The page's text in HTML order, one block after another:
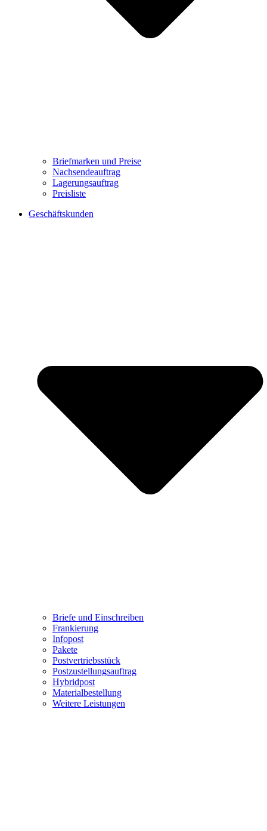
Briefmarken und Preise
Nachsendeauftrag
Lagerungsauftrag
Preisliste
Geschäftskunden
Briefe und Einschreiben
Frankierung
Infopost
Pakete
Postvertriebsstück
Postzustellungsauftrag
Hybridpost
Materialbestellung
Weitere Leistungen